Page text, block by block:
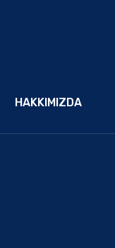
HAKKIMIZDA